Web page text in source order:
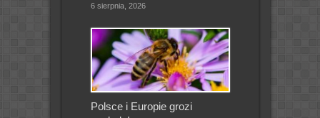
6 sierpnia, 2026
Polsce i Europie grozi